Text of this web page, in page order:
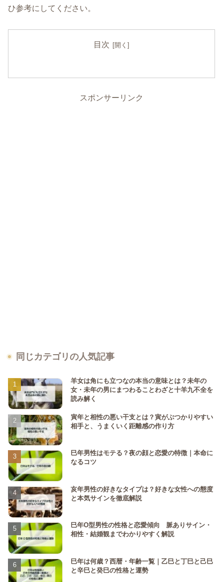
ひ参考にしてください。
目次
スポンサーリンク
同じカテゴリの人気記事
羊女は角にも立つなの本当の意味とは？未年の
女・未年の男にまつわることわざと十羊九不全を
読み解く
寅年と相性の悪い干支とは？寅がぶつかりやすい
相手と、うまくいく距離感の作り方
巳年男性はモテる？夜の顔と恋愛の特徴｜本命に
なるコツ
亥年男性の好きなタイプは？好きな女性への態度
と本気サインを徹底解説
巳年O型男性の性格と恋愛傾向 脈ありサイン・
相性・結婚観までわかりやすく解説
巳年は何歳？西暦・年齢一覧｜乙巳と丁巳と己巳
と辛巳と癸巳の性格と運勢